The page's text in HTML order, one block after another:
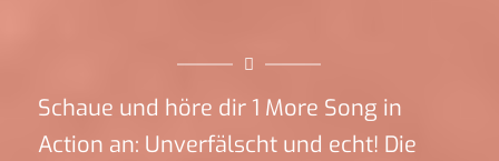
Schaue und höre dir 1 More Song in
Action an: Unverfälscht und echt! Die